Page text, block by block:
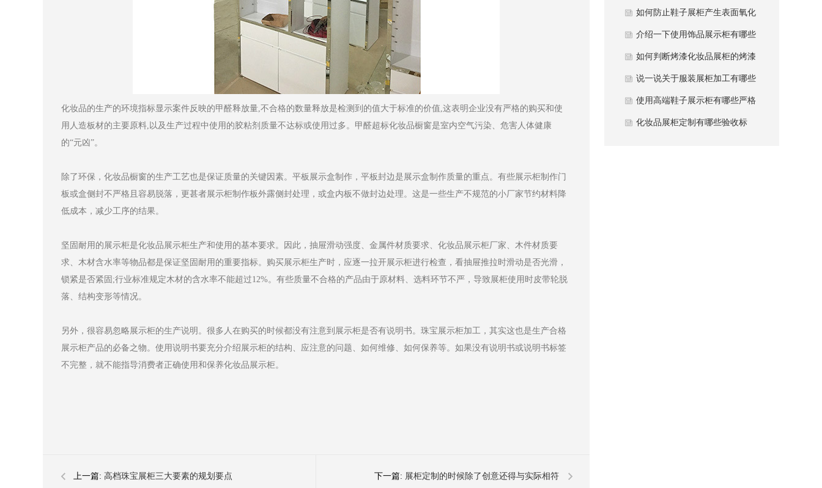
化妆品的生产的环境指标显示案件反映的甲醛释放量,不合格的数量释放是检测到的值大于标准的价值,这表明企业没有严格的购买和使
用人造板材的主要原料,以及生产过程中使用的胶粘剂质量不达标或使用过多。甲醛超标化妆品橱窗是室内空气污染、危害人体健康
的“元凶”。
除了环保，化妆品橱窗的生产工艺也是保证质量的关键因素。平板展示盒制作，平板封边是展示盒制作质量的重点。有些展示柜制作门
板或盒侧封不严格且容易脱落，更甚者展示柜制作板外露侧封处理，或盒内板不做封边处理。这是一些生产不规范的小厂家节约材料降
低成本，减少工序的结果。
坚固耐用的展示柜是化妆品展示柜生产和使用的基本要求。因此，抽屉滑动强度、金属件材质要求、化妆品展示柜厂家、木件材质要
求、木材含水率等物品都是保证坚固耐用的重要指标。购买展示柜生产时，应逐一拉开展示柜进行检查，看抽屉推拉时滑动是否光滑，
锁紧是否紧固;行业标准规定木材的含水率不能超过12%。有些质量不合格的产品由于原材料、选料环节不严，导致展柜使用时皮带轮脱
落、结构变形等情况。
另外，很容易忽略展示柜的生产说明。很多人在购买的时候都没有注意到展示柜是否有说明书。珠宝展示柜加工，其实这也是生产合格
展示柜产品的必备之物。使用说明书要充分介绍展示柜的结构、应注意的问题、如何维修、如何保养等。如果没有说明书或说明书标签
不完整，就不能指导消费者正确使用和保养化妆品展示柜。
上一篇: 高档珠宝展柜三大要素的规划要点 下一篇: 展柜定制的时候除了创意还得与实际相符
程中避坑哪些要点？
如何防止鞋子展柜产生表面氧化
发黄现象？
介绍一下使用饰品展示柜有哪些
常用材质？
如何判断烤漆化妆品展柜的烤漆
质量好坏？
说一说关于服装展柜加工有哪些
性能优势？
使用高端鞋子展示柜有哪些严格
质量要求？
化妆品展柜定制有哪些验收标